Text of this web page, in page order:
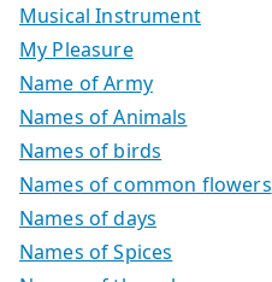
Musical Instrument
My Pleasure
Name of Army
Names of Animals
Names of birds
Names of common flowers
Names of days
Names of Spices